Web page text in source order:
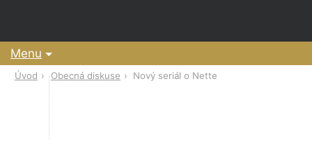
Menu
Úvod Obecná diskuse Nový seriál o Nette